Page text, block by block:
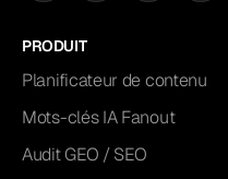
PRODUIT
Planificateur de contenu
Mots-clés IA Fanout
Audit GEO / SEO